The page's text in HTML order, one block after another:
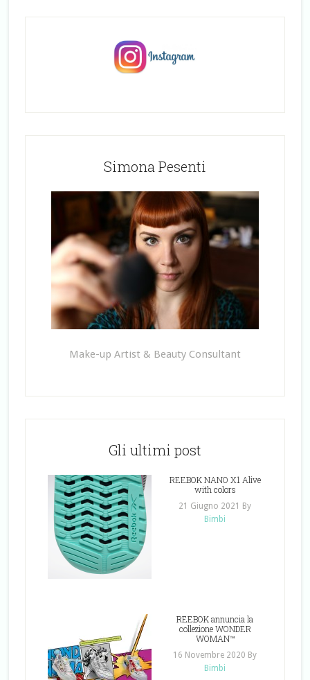
Simona Pesenti
Make-up Artist & Beauty Consultant
Gli ultimi post
REEBOK NANO X1 Alive
with colors
21 Giugno 2021
By
Bimbi
REEBOK annuncia la
collezione WONDER
WOMAN™
16 Novembre 2020 By
Bimbi